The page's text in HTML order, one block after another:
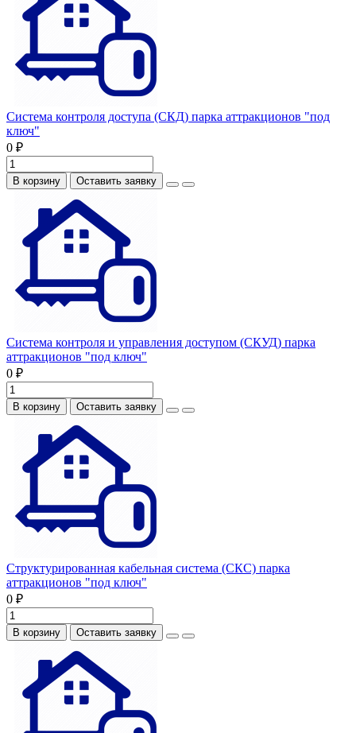
Система контроля доступа (СКД) парка аттракционов "под
ключ"
0 ₽
В корзину Оставить заявку
Система контроля и управления доступом (СКУД) парка
аттракционов "под ключ"
0 ₽
В корзину Оставить заявку
Структурированная кабельная система (СКС) парка
аттракционов "под ключ"
0 ₽
В корзину Оставить заявку